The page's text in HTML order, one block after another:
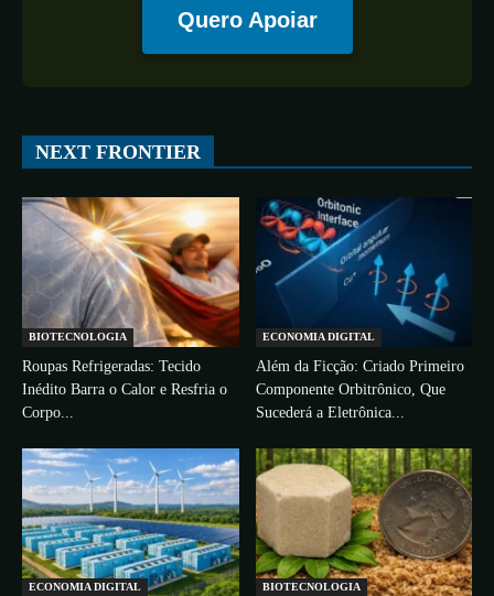
Quero Apoiar
NEXT FRONTIER
BIOTECNOLOGIA
Roupas Refrigeradas: Tecido
Inédito Barra o Calor e Resfria o
Corpo...
ECONOMIA DIGITAL
Além da Ficção: Criado Primeiro
Componente Orbitrônico, Que
Sucederá a Eletrônica...
ECONOMIA DIGITAL BIOTECNOLOGIA